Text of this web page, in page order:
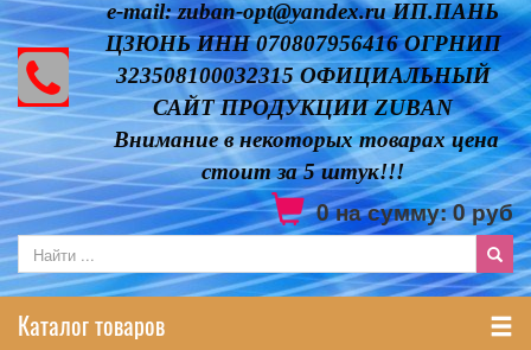
e-mail: zuban-opt@yandex.ru ИП.ПАНЬ
ЦЗЮНЬ ИНН 070807956416 ОГРНИП
323508100032315 ОФИЦИАЛЬНЫЙ
САЙТ ПРОДУКЦИИ ZUBAN
Внимание в некоторых товарах цена
стоит за 5 штук!!!
0на сумму:0руб
Каталог товаров